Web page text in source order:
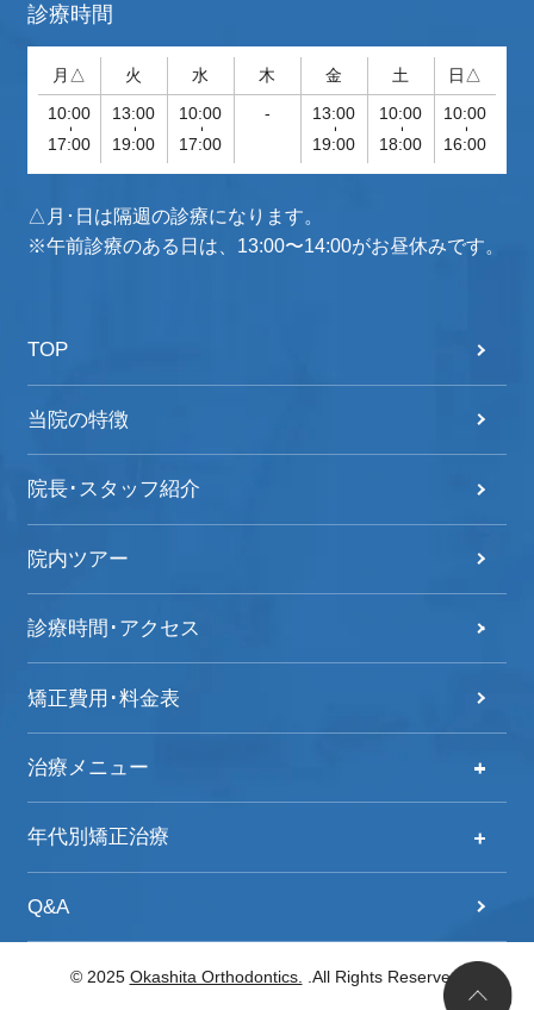
診療時間
月△ 火 水 木 金 土 日△
10:00
17:00
13:00
19:00
10:00
17:00
- 13:00
19:00
10:00
18:00
10:00
16:00
△月･日は隔週の診療になります。
※午前診療のある日は、13:00〜14:00がお昼休みです。
TOP
当院の特徴
院長･スタッフ紹介
院内ツアー
診療時間･アクセス
矯正費用･料金表
治療メニュー
治療メニュー
歯列矯正治療の流れ
子どもの矯正
年代別矯正治療
Q&A
© 2025 Okashita Orthodontics. .All Rights Reserved.